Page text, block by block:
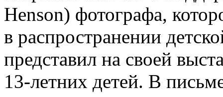
Henson) фотографа,
в распространении
представил на своей
13-летних детей. В